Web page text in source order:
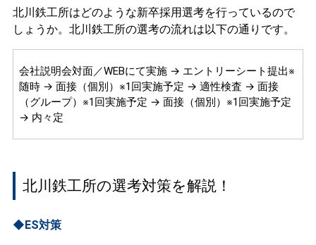
北川鉄工所はどのような新卒採用選考を行っているので
しょうか。北川鉄工所の選考の流れは以下の通りです。
会社説明会対面／WEBにて実施 → エントリーシート提出※
随時 → 面接（個別）※1回実施予定 → 適性検査 → 面接
（グループ）※1回実施予定 → 面接（個別）※1回実施予定
→ 内々定
北川鉄工所の選考対策を解説！
◆ES対策